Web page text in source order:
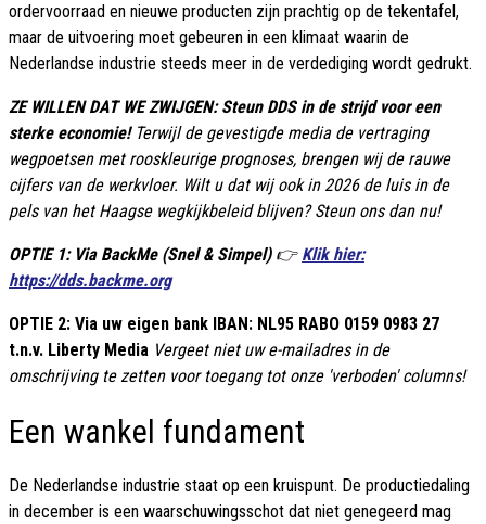
ordervoorraad en nieuwe producten zijn prachtig op de tekentafel,
maar de uitvoering moet gebeuren in een klimaat waarin de
Nederlandse industrie steeds meer in de verdediging wordt gedrukt.
ZE WILLEN DAT WE ZWIJGEN: Steun DDS in de strijd voor een
sterke economie!Terwijl de gevestigde media de vertraging
wegpoetsen met rooskleurige prognoses, brengen wij de rauwe
cijfers van de werkvloer. Wilt u dat wij ook in 2026 de luis in de
pels van het Haagse wegkijkbeleid blijven? Steun ons dan nu!
OPTIE 1: Via BackMe (Snel & Simpel)👉 Klik hier:
https://dds.backme.org
OPTIE 2: Via uw eigen bank IBAN: NL95 RABO 0159 0983 27
t.n.v. Liberty Media Vergeet niet uw e-mailadres in de
omschrijving te zetten voor toegang tot onze 'verboden' columns!
Een wankel fundament
De Nederlandse industrie staat op een kruispunt. De productiedaling
in december is een waarschuwingsschot dat niet genegeerd mag